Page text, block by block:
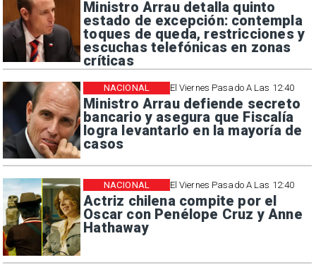
Ministro Arrau detalla quinto
estado de excepción: contempla
toques de queda, restricciones y
escuchas telefónicas en zonas
críticas
El Viernes Pasado A Las 12:40
Ministro Arrau defiende secreto
bancario y asegura que Fiscalía
logra levantarlo en la mayoría de
casos
NACIONAL
El Viernes Pasado A Las 12:40
Actriz chilena compite por el
Oscar con Penélope Cruz y Anne
Hathaway
NACIONAL